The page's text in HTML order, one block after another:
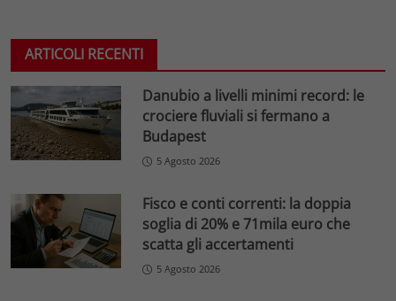
ARTICOLI RECENTI
Danubio a livelli minimi record: le
crociere fluviali si fermano a
Budapest
5 Agosto 2026
Fisco e conti correnti: la doppia
soglia di 20% e 71mila euro che
scatta gli accertamenti
5 Agosto 2026